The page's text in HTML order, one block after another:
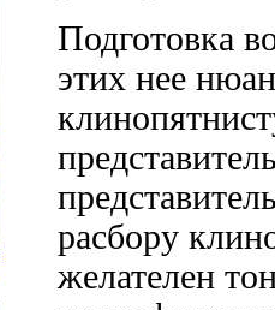
Подготовка
этих нее
расбору
желателен